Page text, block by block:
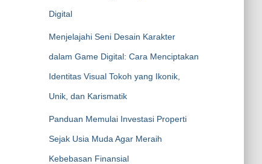
Digital
Menjelajahi Seni Desain Karakter
dalam Game Digital: Cara Menciptakan
Identitas Visual Tokoh yang Ikonik,
Unik, dan Karismatik
Panduan Memulai Investasi Properti
Sejak Usia Muda Agar Meraih
Kebebasan Finansial